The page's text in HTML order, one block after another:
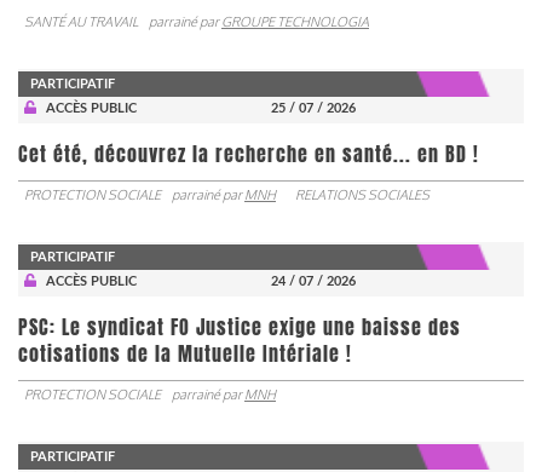
SANTÉ AU TRAVAIL
parrainé parGROUPE TECHNOLOGIA
PARTICIPATIF
ACCÈS PUBLIC
25 / 07 / 2026
Cet été, découvrez la recherche en santé... en BD !
PROTECTION SOCIALE parrainé parMNH RELATIONS SOCIALES
PARTICIPATIF
ACCÈS PUBLIC
24 / 07 / 2026
PSC: Le syndicat FO Justice exige une baisse des
cotisations de la Mutuelle Intériale !
PROTECTION SOCIALE parrainé parMNH
PARTICIPATIF